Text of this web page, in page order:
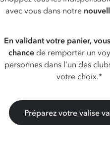
avec vous dans notre
En validant votre panier,
chance de remporter un
personnes dans l’un des
votre choix.*
Préparez votre valise